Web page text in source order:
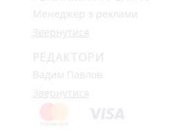
Менеджер з реклами
Звернутися
РЕДАКТОРИ
Вадим Павлов
Звернутися